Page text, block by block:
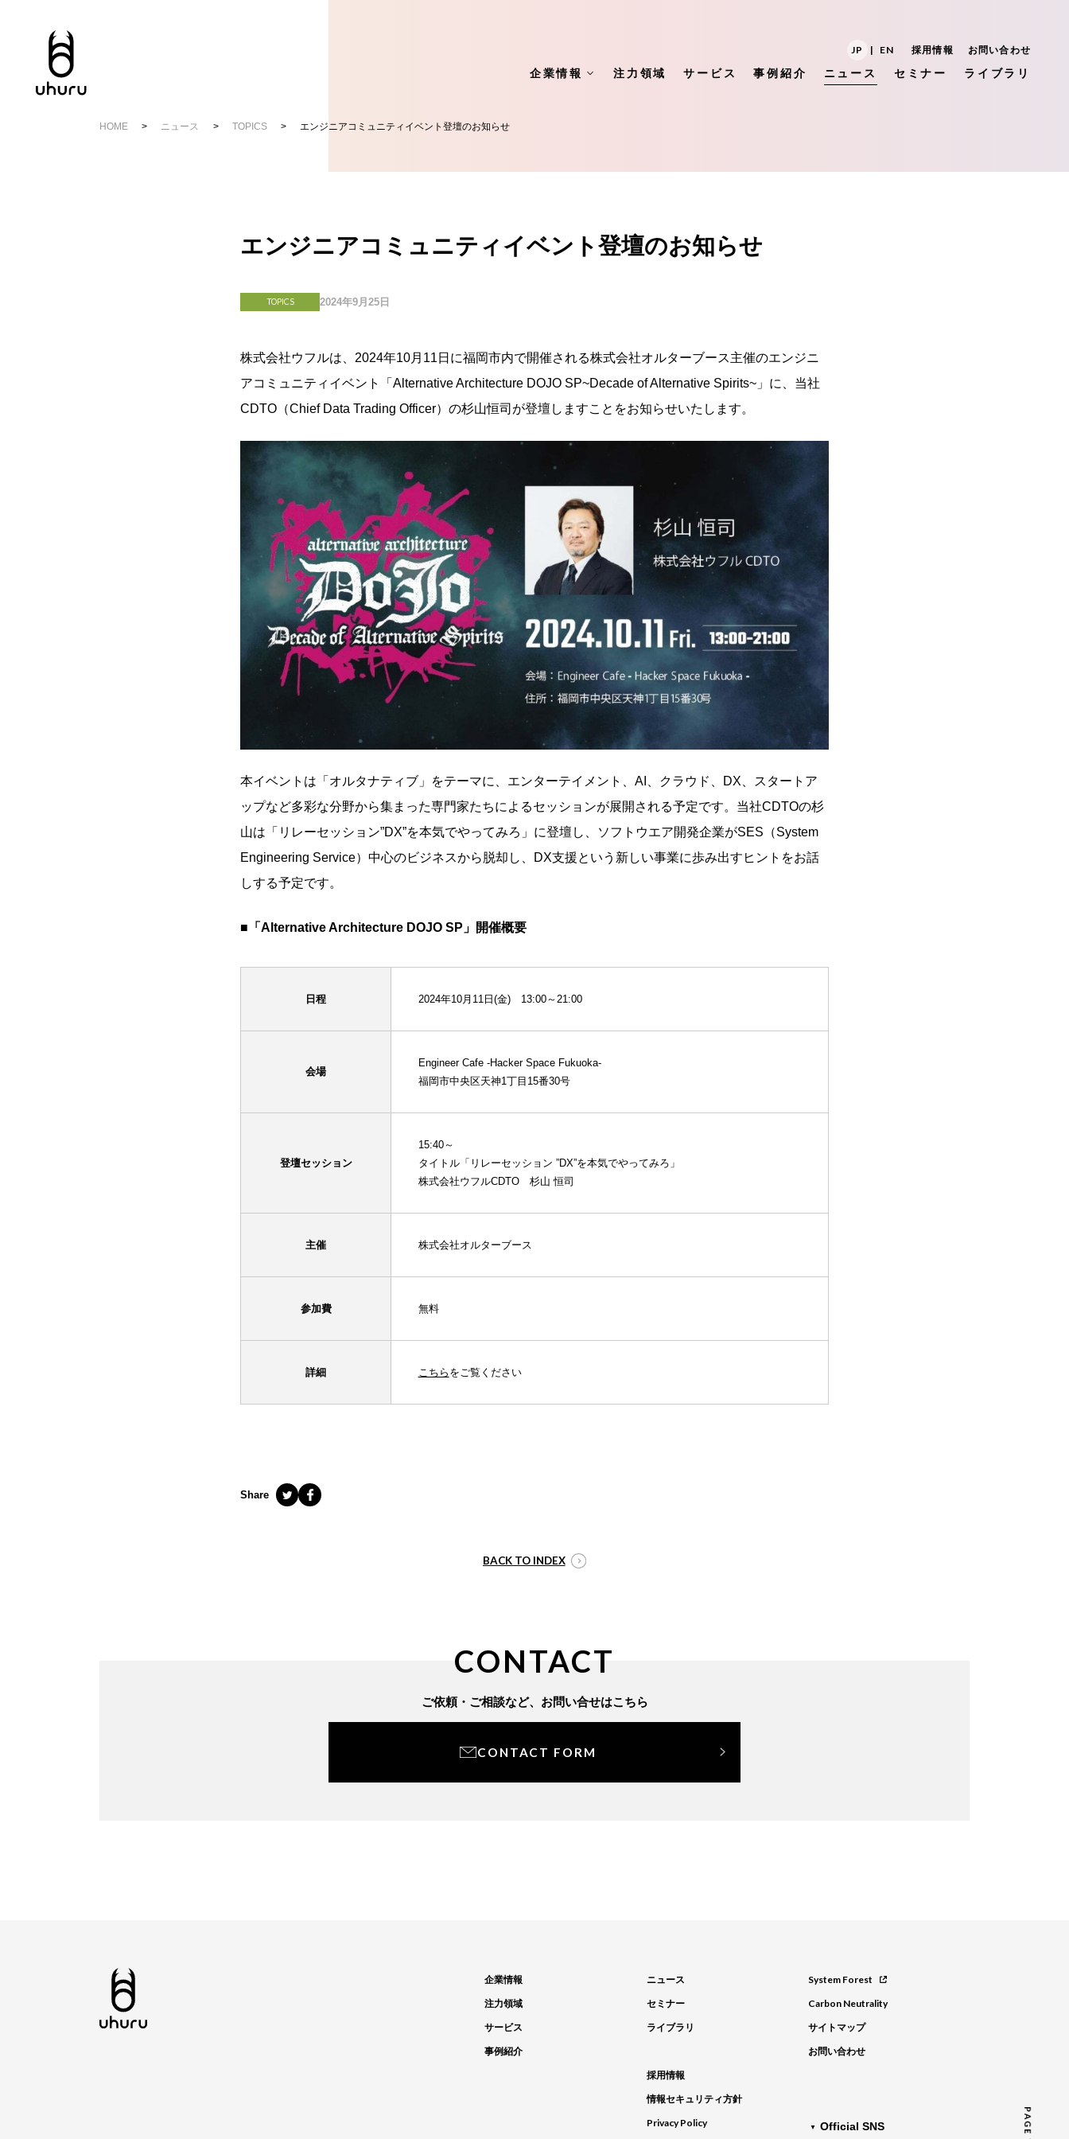
JP | EN 採用情報 お問い合わせ
企業情報 注力領域 サービス 事例紹介 ニュース セミナー ライブラリ
HOME ニュース TOPICS エンジニアコミュニティイベント登壇のお知らせ
エンジニアコミュニティイベント登壇のお知らせ
TOPICS 2024年9月25日
株式会社ウフルは、2024年10月11日に福岡市内で開催される株式会社オルターブース主催のエンジニ
アコミュニティイベント「Alternative Architecture DOJO SP~Decade of Alternative Spirits~」に、当社
CDTO（Chief Data Trading Officer）の杉山恒司が登壇しますことをお知らせいたします。
本イベントは「オルタナティブ」をテーマに、エンターテイメント、AI、クラウド、DX、スタートア
ップなど多彩な分野から集まった専門家たちによるセッションが展開される予定です。当社CDTOの杉
山は「リレーセッション”DX”を本気でやってみろ」に登壇し、ソフトウエア開発企業がSES（System
Engineering Service）中心のビジネスから脱却し、DX支援という新しい事業に歩み出すヒントをお話
しする予定です。
■「Alternative Architecture DOJO SP」開催概要
日程 2024年10月11日(金) 13:00～21:00
会場
Engineer Cafe -Hacker Space Fukuoka-
福岡市中央区天神1丁目15番30号
登壇セッション
15:40～
タイトル「リレーセッション ”DX”を本気でやってみろ」
株式会社ウフルCDTO 杉山 恒司
主催 株式会社オルターブース
参加費 無料
詳細 こちら をご覧ください
Share
BACK TO INDEX
CONTACT
ご依頼・ご相談など、 お問い合せはこちら
CONTACT FORM
企業情報
注力領域
サービス
事例紹介
ニュース
セミナー
ライブラリ
採用情報
情報セキュリティ方針
Privacy Policy
System Forest
Carbon Neutrality
サイトマップ
お問い合わせ
Official SNS